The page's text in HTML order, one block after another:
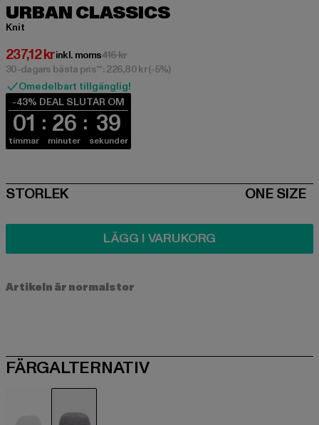
URBAN CLASSICS
Knit
237,12 kr
Nuvarande pris: 237,12 kr
inkl. moms416 krKampanjpris: 416 kr
30-dagars bästa pris**: 226,80 kr(-5%)
Omedelbart tillgänglig!
-43% DEAL SLUTAR OM
01
timmar
26
minuter
39
sekunder
SIZE
STORLEK ONE SIZE
LÄGG I VARUKORG
Artikeln är normalstor
FÄRGALTERNATIV